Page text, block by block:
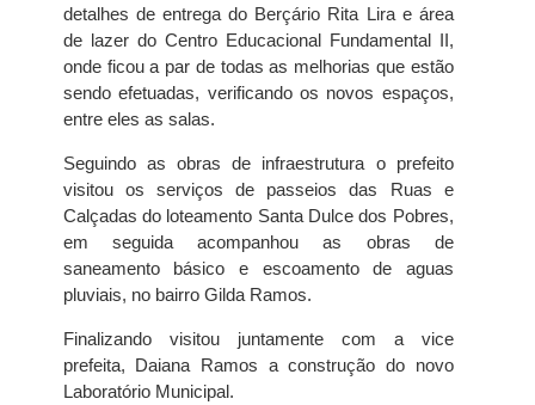
detalhes de entrega do Berçário Rita Lira e área
de lazer do Centro Educacional Fundamental II,
onde ficou a par de todas as melhorias que estão
sendo efetuadas, verificando os novos espaços,
entre eles as salas.
Seguindo as obras de infraestrutura o prefeito
visitou os serviços de passeios das Ruas e
Calçadas do loteamento Santa Dulce dos Pobres,
em seguida acompanhou as obras de
saneamento básico e escoamento de aguas
pluviais, no bairro Gilda Ramos.
Finalizando visitou juntamente com a vice
prefeita, Daiana Ramos a construção do novo
Laboratório Municipal.